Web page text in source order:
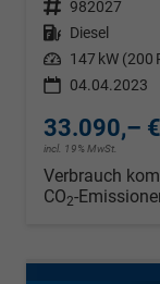
Fahrzeugnr. 982027
Kraftstoff Diesel
Leistung 147 kW (200
04.04.2023
33.090,– €
incl. 19% MwSt.
Verbrauch
CO2-